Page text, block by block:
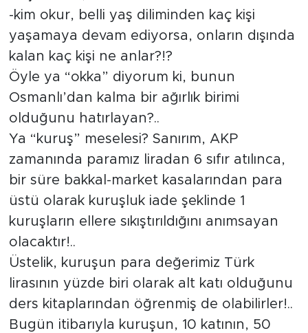
-kim okur, belli yaş diliminden kaç kişi
yaşamaya devam ediyorsa, onların dışında
kalan kaç kişi ne anlar?!?
Öyle ya “okka” diyorum ki, bunun
Osmanlı’dan kalma bir ağırlık birimi
olduğunu hatırlayan?..
Ya “kuruş” meselesi? Sanırım, AKP
zamanında paramız liradan 6 sıfır atılınca,
bir süre bakkal-market kasalarından para
üstü olarak kuruşluk iade şeklinde 1
kuruşların ellere sıkıştırıldığını anımsayan
olacaktır!..
Üstelik, kuruşun para değerimiz Türk
lirasının yüzde biri olarak alt katı olduğunu
ders kitaplarından öğrenmiş de olabilirler!..
Bugün itibarıyla kuruşun, 10 katının, 50
Söyleşi
Foto Şaka
Teknoloji
Politika